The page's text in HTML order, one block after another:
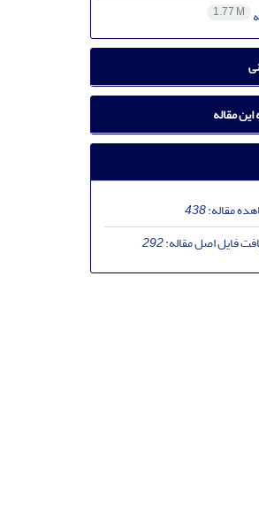
1.77 M
مقاله
مقاله:438
فایل اصل مقاله:292